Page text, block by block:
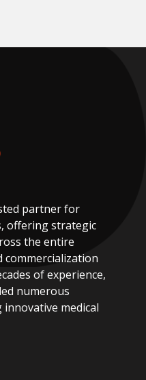
partnerfor
offeringstrategic
the entire
commercialization
ofexperience,
numerous
innovative medical